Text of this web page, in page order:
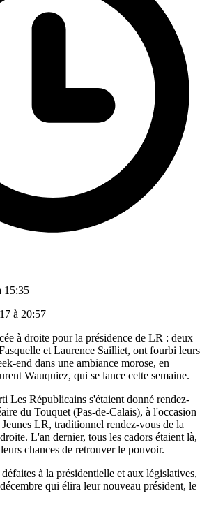
15:35
à 20:57
à droite pour la présidence de LR : deux
et Laurence Sailliet, ont fourbi leurs
end dans une ambiance morose, en
Wauquiez, qui se lance cette semaine.
Les Républicains s'étaient donné rendez-
du Touquet (Pas-de-Calais), à l'occasion
LR, traditionnel rendez-vous de la
L'an dernier, tous les cadors étaient là,
chances de retrouver le pouvoir.
à la présidentielle et aux législatives,
qui élira leur nouveau président, le